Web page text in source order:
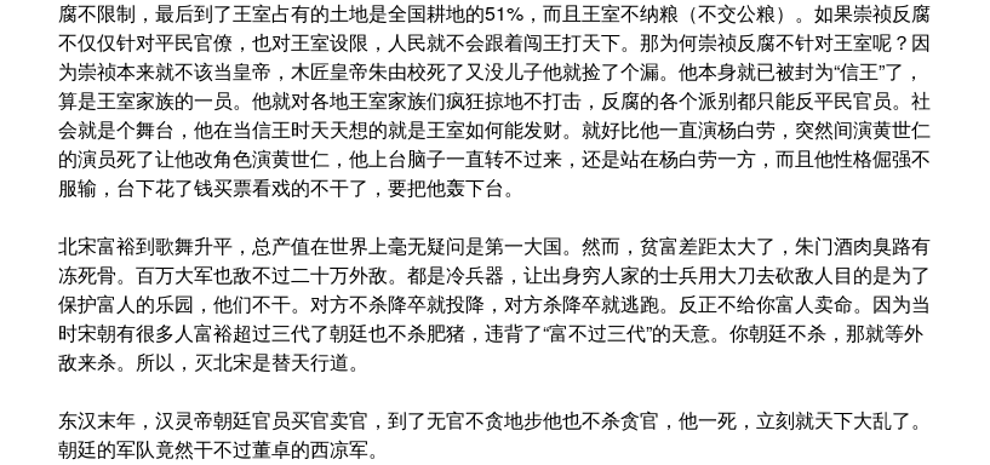
腐不限制，最后到了王室占有的土地是全国耕地的51%，而且王室不纳粮（不交公粮）。如果崇祯反腐
不仅仅针对平民官僚，也对王室设限，人民就不会跟着闯王打天下。那为何崇祯反腐不针对王室呢？因
为崇祯本来就不该当皇帝，木匠皇帝朱由校死了又没儿子他就捡了个漏。他本身就已被封为“信王”了，
算是王室家族的一员。他就对各地王室家族们疯狂掠地不打击，反腐的各个派别都只能反平民官员。社
会就是个舞台，他在当信王时天天想的就是王室如何能发财。就好比他一直演杨白劳，突然间演黄世仁
的演员死了让他改角色演黄世仁，他上台脑子一直转不过来，还是站在杨白劳一方，而且他性格倔强不
服输，台下花了钱买票看戏的不干了，要把他轰下台。
北宋富裕到歌舞升平，总产值在世界上毫无疑问是第一大国。然而，贫富差距太大了，朱门酒肉臭路有
冻死骨。百万大军也敌不过二十万外敌。都是冷兵器，让出身穷人家的士兵用大刀去砍敌人目的是为了
保护富人的乐园，他们不干。对方不杀降卒就投降，对方杀降卒就逃跑。反正不给你富人卖命。因为当
时宋朝有很多人富裕超过三代了朝廷也不杀肥猪，违背了“富不过三代”的天意。你朝廷不杀，那就等外
敌来杀。所以，灭北宋是替天行道。
东汉末年，汉灵帝朝廷官员买官卖官，到了无官不贪地步他也不杀贪官，他一死，立刻就天下大乱了。
朝廷的军队竟然干不过董卓的西凉军。